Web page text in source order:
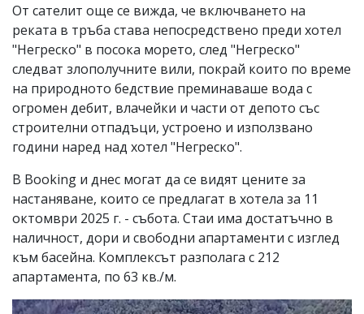
От сателит още се вижда, че включването на
реката в тръба става непосредствено преди хотел
"Негреско" в посока морето, след "Негреско"
следват злополучните вили, покрай които по време
на природното бедствие преминаваше вода с
огромен дебит, влачейки и части от депото със
строителни отпадъци, устроено и използвано
години наред над хотел "Негреско".
В Booking и днес могат да се видят цените за
настаняване, които се предлагат в хотела за 11
октомври 2025 г. - събота. Стаи има достатъчно в
наличност, дори и свободни апартаменти с изглед
към басейна. Комплексът разполага с 212
апартамента, по 63 кв./м.